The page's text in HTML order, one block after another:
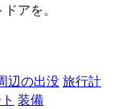
アを。
辺の出没旅行計
装備